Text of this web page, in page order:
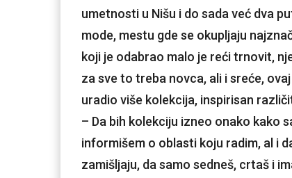
umetnosti u Nišu i do sada već dva
mode, mestu gde se okupljaju
koji je odabrao malo je reći trnovit,
za sve to treba novca, ali i sreće,
uradio više kolekcija, inspirisan
– Da bih kolekciju izneo onako kako
informišem o oblasti koju radim, al i
zamišljaju, da samo sedneš, crtaš i